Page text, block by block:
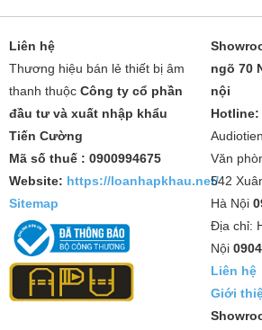
Liên hệ
Thương hiệu bán lẻ thiết bị âm
thanh thuộc Công ty cổ phần
đầu tư và xuất nhập khẩu
Tiến Cường
Mã số thuế : 0900994675
Website: https://loanhapkhau.net/
Sitemap
ngõ 70
nội
Hotline:
Văn
542
Hà Nội
Địa chỉ:
Nội
Liên hệ
Giới